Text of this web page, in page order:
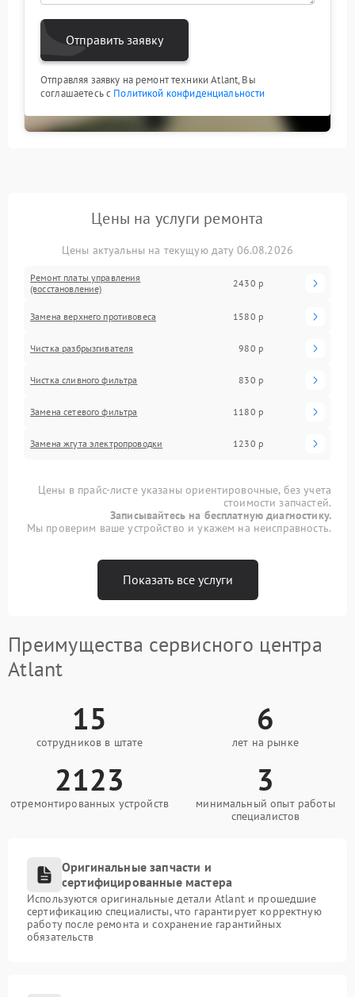
Отправить заявку
Отправляя заявку на ремонт техники Atlant, Вы
соглашаетесь с Политикой конфиденциальности
Цены на услуги ремонта
Цены актуальны на текущую дату 06.08.2026
Ремонт платы управления
(восстановление)
2430 р
Замена верхнего противовеса 1580 р
Чистка разбрызгивателя 980 р
Чистка сливного фильтра 830 р
Замена сетевого фильтра 1180 р
Замена жгута электропроводки 1230 р
Цены в прайс-листе указаны ориентировочные, без учета
стоимости запчастей.
Записывайтесь на бесплатную диагностику.
Мы проверим ваше устройство и укажем на неисправность.
Показать все услуги
Преимущества сервисного центра
Atlant
15
сотрудников в штате
6
лет на рынке
2123
отремонтированных устройств
3
минимальный опыт работы
специалистов
Оригинальные запчасти и
сертифицированные мастера
Используются оригинальные детали Atlant и прошедшие
сертификацию специалисты, что гарантирует корректную
работу после ремонта и сохранение гарантийных
обязательств